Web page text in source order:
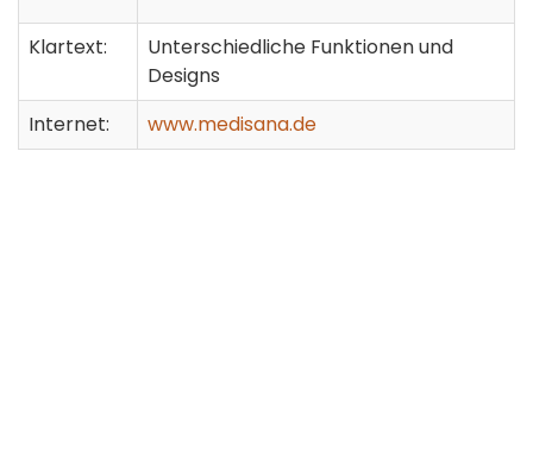
Klartext:
Unterschiedliche Funktionen und
Designs
Internet:
www.medisana.de